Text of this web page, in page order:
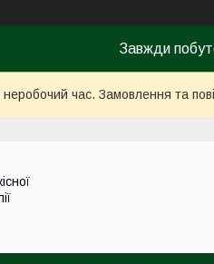
Завжди
неробочий час. Замовлення та